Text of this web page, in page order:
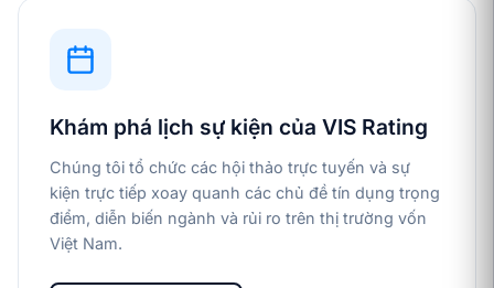
Khám phá lịch sự kiện của VIS Rating
Chúng tôi tổ chức các hội thảo trực tuyến và sự
kiện trực tiếp xoay quanh các chủ đề tín dụng trọng
điểm, diễn biến ngành và rủi ro trên thị trường vốn
Việt Nam.